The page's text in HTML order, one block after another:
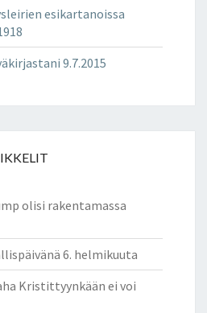
S
T
R
I
O
N
U
K
A
esikartanoissa
9.7.2015
olisi rakentamassa
6. helmikuuta
Kristittyynkään ei voi